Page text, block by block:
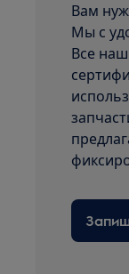
Вам
Мы с
Все